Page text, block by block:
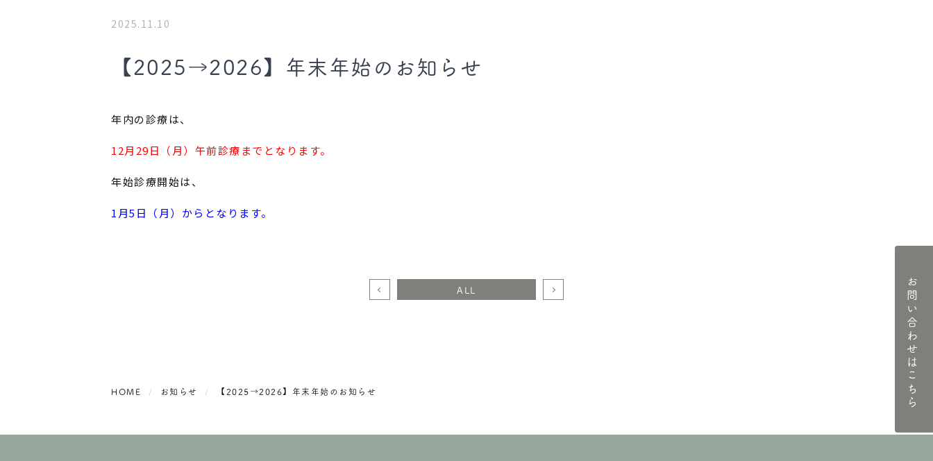
2025.11.10
【2025→2026】年末年始のお知らせ
年内の診療は、
12月29日（月）午前診療までとなります。
年始診療開始は、
1月5日（月）からとなります。
ALL
HOME お知らせ 【2025→2026】年末年始のお知らせ お問い合わせはこちら